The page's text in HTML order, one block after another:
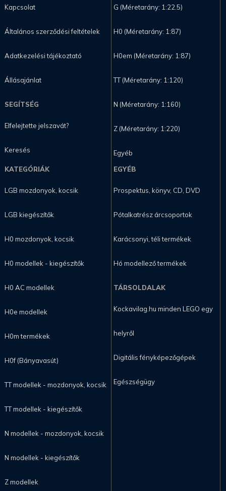
Kapcsolat
Általános szerződési feltételek
Adatkezelési tájékoztató
Állásajánlat
SEGÍTSÉG
Elfelejtette jelszavát?
Keresés
G (Méretarány: 1:22.5)
H0 (Méretarány: 1:87)
H0em (Méretarány: 1:87)
TT (Méretarány: 1:120)
N (Méretarány: 1:160)
Z (Méretarány: 1:220)
Egyéb
KATEGÓRIÁK
LGB mozdonyok, kocsik
LGB kiegészítők
H0 mozdonyok, kocsik
H0 modellek - kiegészítők
H0 AC modellek
H0e modellek
H0m termékek
H0f (Bányavasút)
TT modellek - mozdonyok, kocsik
TT modellek - kiegészítők
N modellek - mozdonyok, kocsik
N modellek - kiegészítők
Z modellek
EGYÉB
Prospektus, könyv, CD, DVD
Pótalkatrész árcsoportok
Karácsonyi, téli termékek
Hó modellező termékek
TÁRSOLDALAK
Kockavilag.hu minden LEGO egy
helyről
Digitális fényképezőgépek
Egészségügy